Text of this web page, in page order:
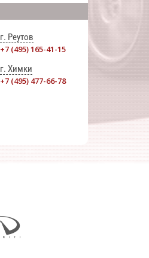
г. Реутов
+7 (495) 165-41-15
г. Химки
+7 (495) 477-66-78